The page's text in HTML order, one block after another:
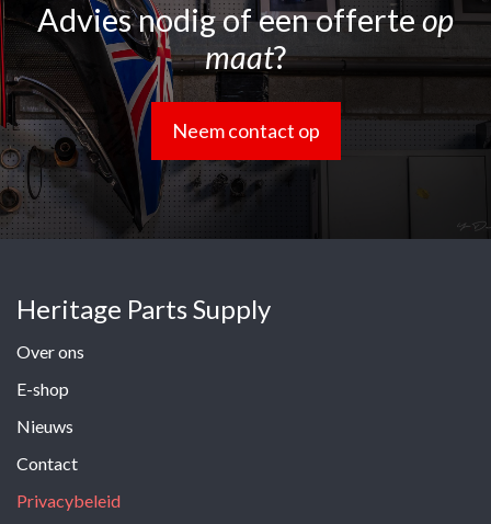
Advies nodig of een offerteop
maat?
Neem contact op
Heritage Parts Supply
Over ons
E-shop
Nieuws
Contact
Privacybeleid